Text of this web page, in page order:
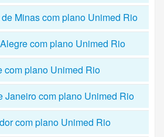
Minas com plano Unimed Rio
com plano Unimed Rio
com plano Unimed Rio
Janeiro com plano Unimed Rio
com plano Unimed Rio